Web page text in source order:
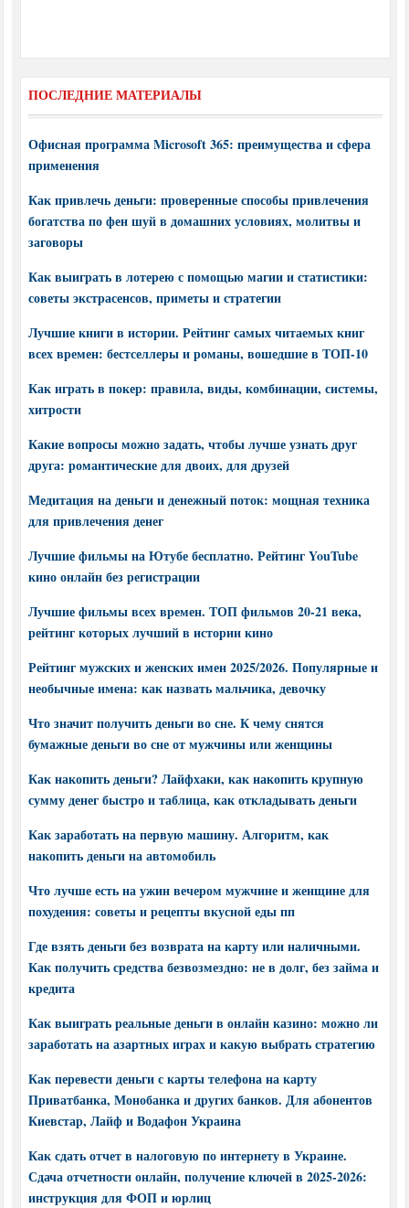
ПОСЛЕДНИЕ МАТЕРИАЛЫ
Офисная программа Microsoft 365: преимущества и сфера
применения
Как привлечь деньги: проверенные способы привлечения
богатства по фен шуй в домашних условиях, молитвы и
заговоры
Как выиграть в лотерею с помощью магии и статистики:
советы экстрасенсов, приметы и стратегии
Лучшие книги в истории. Рейтинг самых читаемых книг
всех времен: бестселлеры и романы, вошедшие в ТОП-10
Как играть в покер: правила, виды, комбинации, системы,
хитрости
Какие вопросы можно задать, чтобы лучше узнать друг
друга: романтические для двоих, для друзей
Медитация на деньги и денежный поток: мощная техника
для привлечения денег
Лучшие фильмы на Ютубе бесплатно. Рейтинг YouTube
кино онлайн без регистрации
Лучшие фильмы всех времен. ТОП фильмов 20-21 века,
рейтинг которых лучший в истории кино
Рейтинг мужских и женских имен 2025/2026. Популярные и
необычные имена: как назвать мальчика, девочку
Что значит получить деньги во сне. К чему снятся
бумажные деньги во сне от мужчины или женщины
Как накопить деньги? Лайфхаки, как накопить крупную
сумму денег быстро и таблица, как откладывать деньги
Как заработать на первую машину. Алгоритм, как
накопить деньги на автомобиль
Что лучше есть на ужин вечером мужчине и женщине для
похудения: советы и рецепты вкусной еды пп
Где взять деньги без возврата на карту или наличными.
Как получить средства безвозмездно: не в долг, без займа и
кредита
Как выиграть реальные деньги в онлайн казино: можно ли
заработать на азартных играх и какую выбрать стратегию
Как перевести деньги с карты телефона на карту
Приватбанка, Монобанка и других банков. Для абонентов
Киевстар, Лайф и Водафон Украина
Как сдать отчет в налоговую по интернету в Украине.
Сдача отчетности онлайн, получение ключей в 2025-2026:
инструкция для ФОП и юрлиц